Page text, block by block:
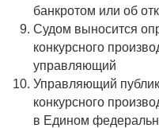
банкротом или об
Судом выносится
конкурсного
управляющий
Управляющий
конкурсного
в Едином